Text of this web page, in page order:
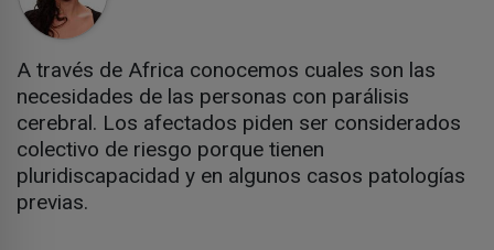
A través de Africa conocemos cuales son las
necesidades de las personas con parálisis
cerebral. Los afectados piden ser considerados
colectivo de riesgo porque tienen
pluridiscapacidad y en algunos casos patologías
previas.